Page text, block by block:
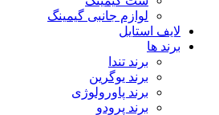
لوازم جانبی گیمینگ
لایف استایل
برند ها
برند تندا
برند یوگرین
برند پاورولوژی
برند پرودو